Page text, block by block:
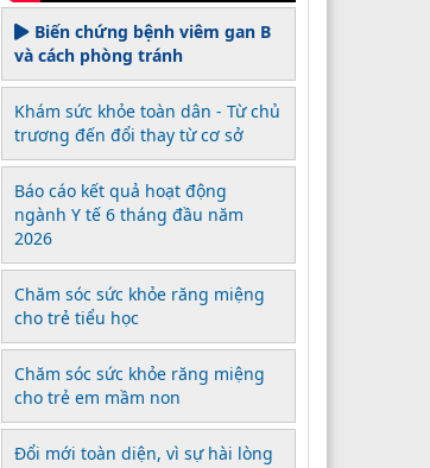
Biến chứng bệnh viêm gan B
và cách phòng tránh
Khám sức khỏe toàn dân - Từ chủ
trương đến đổi thay từ cơ sở
Báo cáo kết quả hoạt động
ngành Y tế 6 tháng đầu năm
2026
Chăm sóc sức khỏe răng miệng
cho trẻ tiểu học
Chăm sóc sức khỏe răng miệng
cho trẻ em mầm non
Đổi mới toàn diện, vì sự hài lòng